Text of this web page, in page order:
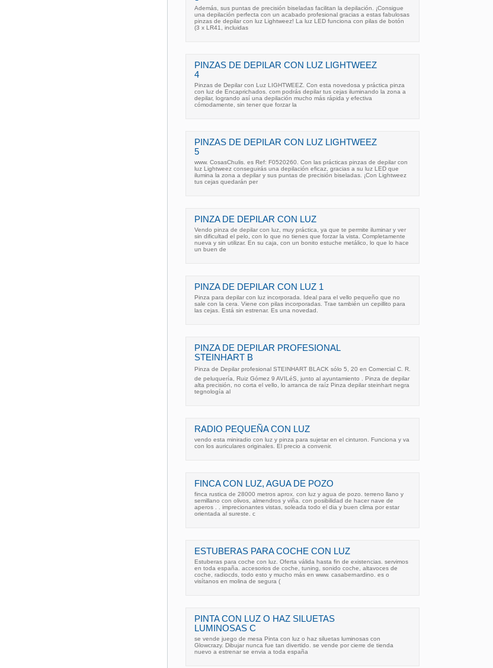
Además, sus puntas de precisión biseladas facilitan la depilación. ¡Consigue
una depilación perfecta con un acabado profesional gracias a estas fabulosas
pinzas de depilar con luz Lightweez! La luz LED funciona con pilas de botón
(3 x LR41, incluidas
PINZAS DE DEPILAR CON LUZ LIGHTWEEZ
4
Pinzas de Depilar con Luz LIGHTWEEZ. Con esta novedosa y práctica pinza
con luz de Encaprichados. com podrás depilar tus cejas iluminando la zona a
depilar, logrando así una depilación mucho más rápida y efectiva
cómodamente, sin tener que forzar la
PINZAS DE DEPILAR CON LUZ LIGHTWEEZ
5
www. CosasChulis. es Ref: F0520260. Con las prácticas pinzas de depilar con
luz Lightweez conseguirás una depilación eficaz, gracias a su luz LED que
ilumina la zona a depilar y sus puntas de precisión biseladas. ¡Con Lightweez
tus cejas quedarán per
PINZA DE DEPILAR CON LUZ
Vendo pinza de depilar con luz, muy práctica, ya que te permite iluminar y ver
sin dificultad el pelo, con lo que no tienes que forzar la vista. Completamente
nueva y sin utilizar. En su caja, con un bonito estuche metálico, lo que lo hace
un buen de
PINZA DE DEPILAR CON LUZ 1
Pinza para depilar con luz incorporada. Ideal para el vello pequeño que no
sale con la cera. Viene con pilas incorporadas. Trae también un cepillito para
las cejas. Está sin estrenar. Es una novedad.
PINZA DE DEPILAR PROFESIONAL
STEINHART B
Pinza de Depilar profesional STEINHART BLACK sólo 5, 20 en Comercial C. R.
de peluquería, Ruiz Gómez 9 AVILéS, junto al ayuntamiento . Pinza de depilar
alta precisión, no corta el vello, lo arranca de raíz Pinza depilar steinhart negra
tegnología al
RADIO PEQUEÑA CON LUZ
vendo esta miniradio con luz y pinza para sujetar en el cinturon. Funciona y va
con los auriculares originales. El precio a convenir.
FINCA CON LUZ, AGUA DE POZO
finca rustica de 28000 metros aprox. con luz y agua de pozo. terreno llano y
semillano con olivos, almendros y viña. con posibilidad de hacer nave de
aperos . . imprecionantes vistas, soleada todo el dia y buen clima por estar
orientada al sureste. c
ESTUBERAS PARA COCHE CON LUZ
Estuberas para coche con luz. Oferta válida hasta fin de existencias. servimos
en toda españa. accesorios de coche, tuning, sonido coche, altavoces de
coche, radiocds, todo esto y mucho más en www. casabernardino. es o
visítanos en molina de segura (
PINTA CON LUZ O HAZ SILUETAS
LUMINOSAS C
se vende juego de mesa Pinta con luz o haz siluetas luminosas con
Glowcrazy. Dibujar nunca fue tan divertido. se vende por cierre de tienda
nuevo a estrenar se envia a toda españa